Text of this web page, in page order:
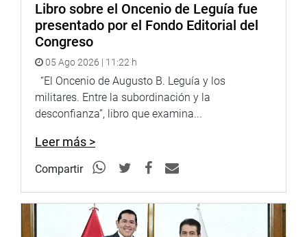
Libro sobre el Oncenio de Leguía fue
presentado por el Fondo Editorial del
Congreso
05 Ago 2026 | 11:22 h
“El Oncenio de Augusto B. Leguía y los
militares. Entre la subordinación y la
desconfianza”, libro que examina...
Leer más >
Compartir